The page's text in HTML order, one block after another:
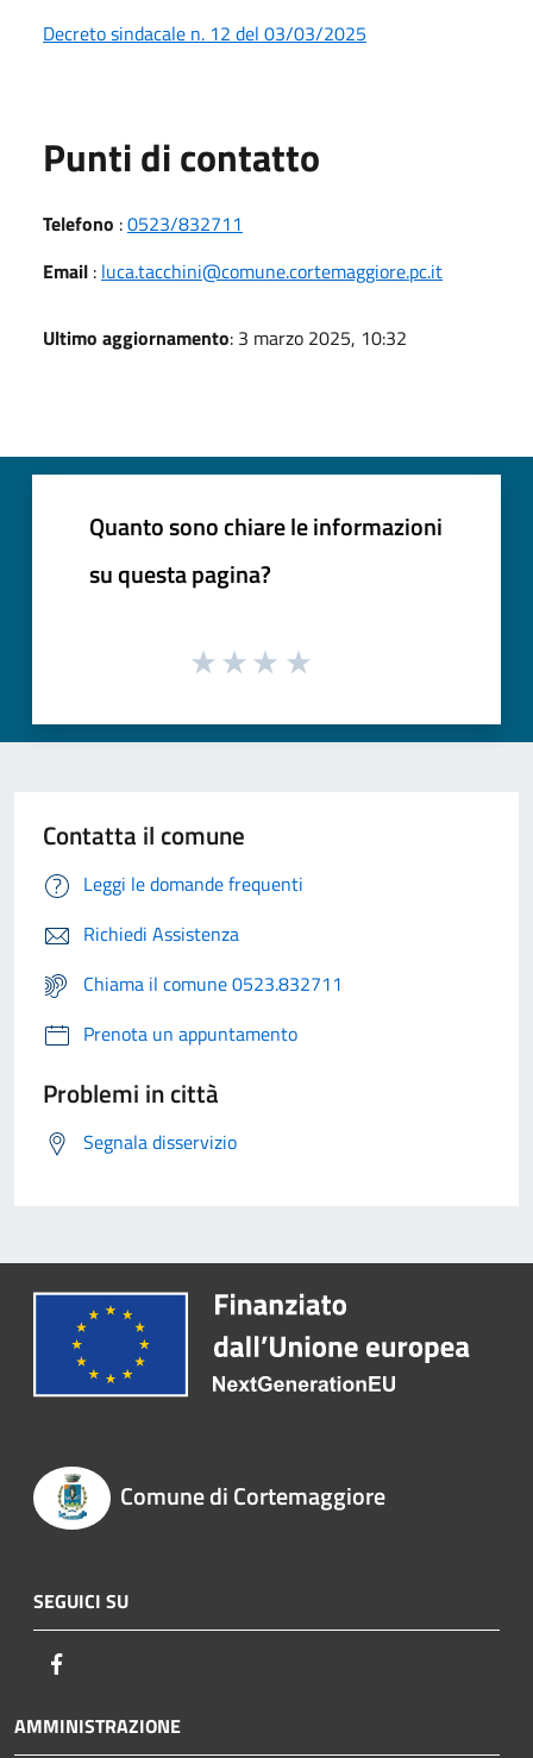
Decreto sindacale n. 12 del 03/03/2025
Punti di contatto
Telefono :0523/832711
Email : luca.tacchini@comune.cortemaggiore.pc.it
Ultimo aggiornamento: 3 marzo 2025, 10:32
Quanto sono chiare le informazioni
su questa pagina?
Contatta il comune
Leggi le domande frequenti
Richiedi Assistenza
Chiama il comune 0523.832711
Prenota un appuntamento
Problemi in città
Segnala disservizio
Comune di Cortemaggiore
SEGUICI SU
AMMINISTRAZIONE